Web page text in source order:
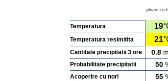
ploaie cu
Temperatura 19
Temperatura resimitita 21
Cantitate precipitatii 3 ore 0.8
Probabilitate precipitatii 50
Acoperire cu nori 55